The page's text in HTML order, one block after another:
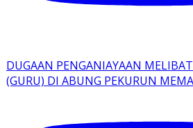
DUGAAN PENGANIAYAAN
(GURU) DI ABUNG PEKURUN